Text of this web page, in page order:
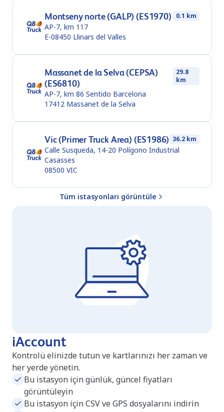
Montseny norte (GALP) (ES1970) 0.1 km
AP-7, km 117
E-08450 Llinars del Valles
Massanet de la Selva (CEPSA)
(ES6810)
29.8
km
AP-7, km 86 Sentido Barcelona
17412 Massanet de la Selva
Vic (Primer Truck Area) (ES1986) 36.2 km
Calle Susqueda, 14-20 Polígono Industrial
Casasses
08500 VIC
Tüm istasyonları görüntüle
iAccount
Kontrolü elinizde tutun ve kartlarınızı her zaman ve
her yerde yönetin.
Bu istasyon için günlük, güncel fiyatları
görüntüleyin
Bu istasyon için CSV ve GPS dosyalarını indirin